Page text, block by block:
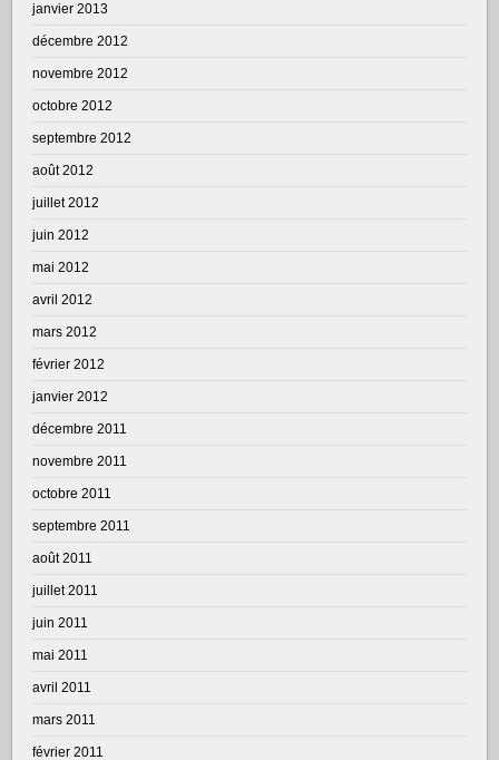
janvier 2013
décembre 2012
novembre 2012
octobre 2012
septembre 2012
août 2012
juillet 2012
juin 2012
mai 2012
avril 2012
mars 2012
février 2012
janvier 2012
décembre 2011
novembre 2011
octobre 2011
septembre 2011
août 2011
juillet 2011
juin 2011
mai 2011
avril 2011
mars 2011
février 2011